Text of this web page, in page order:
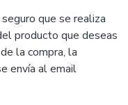
que se realiza
producto que deseas
la compra, la
envía al email